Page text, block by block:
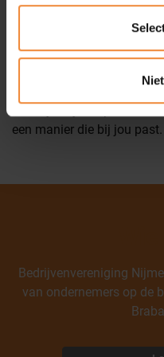
in balans te brengen, en
Wij benaderen je daarom
een manier die bij jou past.
Bedrijvenvereniging
van ondernemers op de